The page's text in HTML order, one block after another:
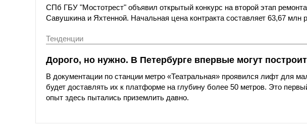
СПб ГБУ "Мостотрест" объявил открытый конкурс на второй этап
Савушкина и Яхтенной. Начальная цена контракта составляет 63,67 млн
Тенденции
Дорого, но нужно. В Петербурге впервые могут
В документации по станции метро «Театральная» проявился лифт для
будет доставлять их к платформе на глубину более 50 метров. Это
опыт здесь пытались приземлить давно.